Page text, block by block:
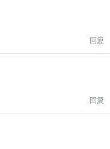
回复
回复